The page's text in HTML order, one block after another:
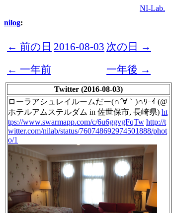
NI-Lab.
nilog:
← 前の日 2016-08-03 次の日 →
← 一年前
一年後 →
Twitter (2016-08-03)
ローラアシュレイルームだー(∩´∀｀)∩ﾜｰｲ (@
ホテルアムステルダム in 佐世保市, 長崎県) ht
tps://www.swarmapp.com/c/6u6ggvgFqTw http://t
witter.com/nilab/status/760748692974501888/phot
o/1